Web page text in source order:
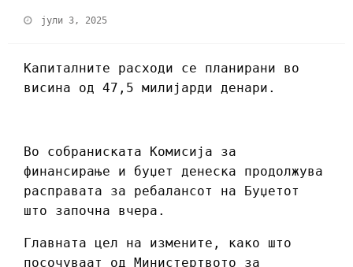
јули 3, 2025
Капиталните расходи се планирани во
висина од 47,5 милијарди денари.
Во собраниската Комисија за
финансирање и буџет денеска продолжува
расправата за ребалансот на Буџетот
што започна вчера.
Главната цел на измените, како што
посочуваат од Министертвото за